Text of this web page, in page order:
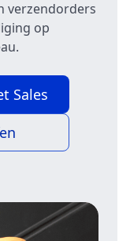
verzendorders
op
Sales